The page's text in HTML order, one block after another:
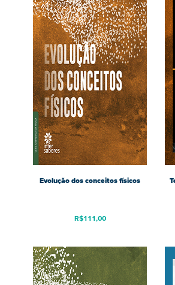
Evolução dos conceitos físicos
R$111,00